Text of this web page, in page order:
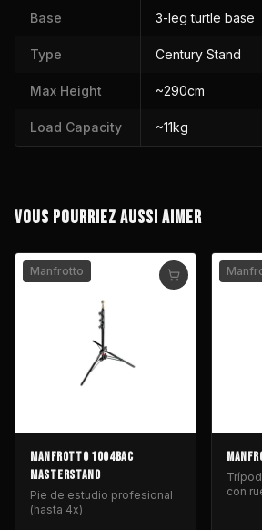
Base 3-leg turtle base
Type Century Stand
Max Height ~290cm
Load Capacity ~11kg
VOUS POURRIEZ AUSSI AIMER
Manfrotto
MANFROTTO 1004BAC
MASTERSTAND
Pie de estudio profesional
(hasta 4x)
con